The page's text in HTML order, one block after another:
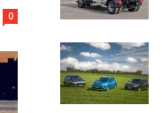
0